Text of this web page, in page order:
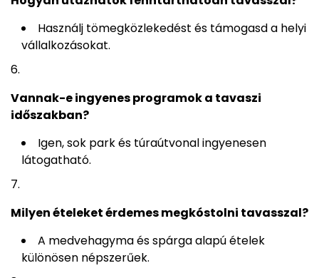
Használj tömegközlekedést és támogasd a helyi
vállalkozásokat.
Vannak-e ingyenes programok a tavaszi
időszakban?
Igen, sok park és túraútvonal ingyenesen
látogatható.
Milyen ételeket érdemes megkóstolni tavasszal?
A medvehagyma és spárga alapú ételek
különösen népszerűek.